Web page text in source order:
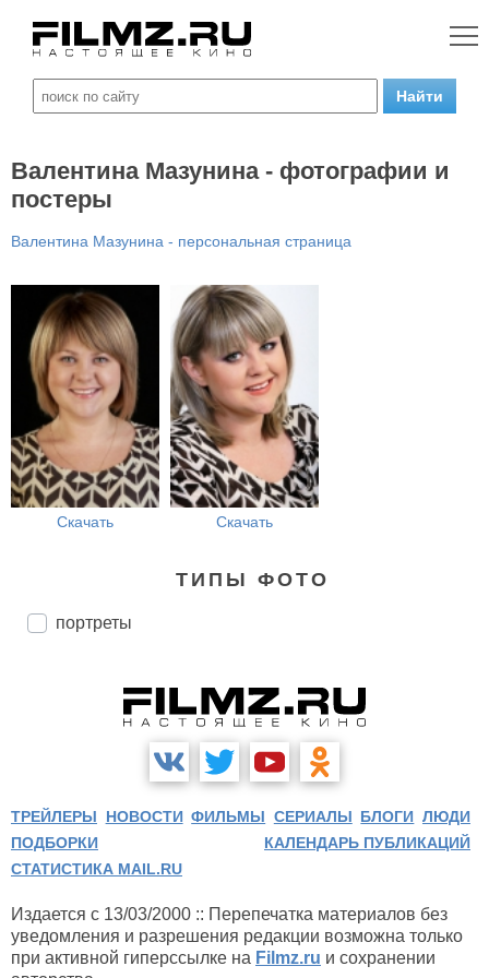
Валентина Мазунина - фотографии и
постеры
Валентина Мазунина - персональная страница
Скачать Скачать
ТИПЫ ФОТО
портреты
ТРЕЙЛЕРЫ НОВОСТИ ФИЛЬМЫ СЕРИАЛЫ БЛОГИ ЛЮДИ
ПОДБОРКИ
КАЛЕНДАРЬ ПУБЛИКАЦИЙ
СТАТИСТИКА MAIL.RU
Издается с 13/03/2000 :: Перепечатка материалов без
уведомления и разрешения редакции возможна только
при активной гиперссылке на Filmz.ru и сохранении